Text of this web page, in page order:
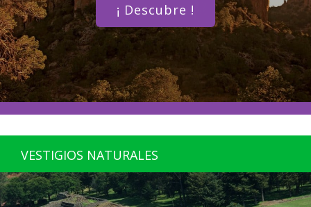
¡ Descubre !
VESTIGIOS NATURALES